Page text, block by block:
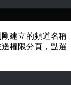
建立的頻道名稱
權限分頁，點選